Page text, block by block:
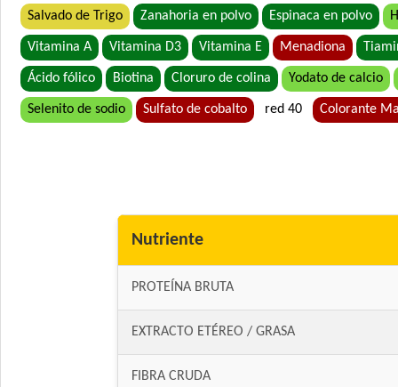
Salvado de Trigo Zanahoria en polvo Espinaca en polvo
Vitamina A Vitamina D3 Vitamina E Menadiona
Ácido fólico Biotina Cloruro de colina Yodato de calcio
Selenito de sodio Sulfato de cobalto red 40 Colorante
Nutriente
PROTEÍNA BRUTA
EXTRACTO ETÉREO / GRASA
FIBRA CRUDA